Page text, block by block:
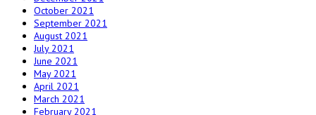
October 2021
September 2021
August 2021
July 2021
June 2021
May 2021
April 2021
March 2021
February 2021